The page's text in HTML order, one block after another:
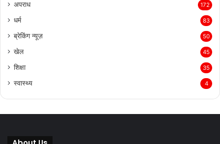
अपराध 172
धर्म 83
ब्रेकिंग न्यूज़ 50
खेल 45
शिक्षा 35
स्वास्थ्य 4